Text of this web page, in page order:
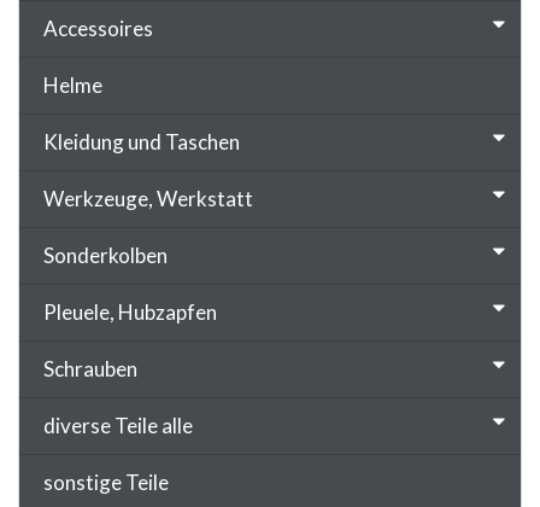
Accessoires
Helme
Kleidung und Taschen
Werkzeuge, Werkstatt
Sonderkolben
Pleuele, Hubzapfen
Schrauben
diverse Teile alle
sonstige Teile